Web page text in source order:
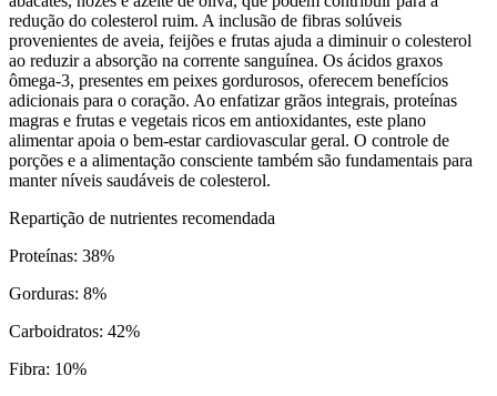
redução do colesterol ruim. A inclusão de fibras solúveis
provenientes de aveia, feijões e frutas ajuda a diminuir o colesterol
ao reduzir a absorção na corrente sanguínea. Os ácidos graxos
ômega-3, presentes em peixes gordurosos, oferecem benefícios
adicionais para o coração. Ao enfatizar grãos integrais, proteínas
magras e frutas e vegetais ricos em antioxidantes, este plano
alimentar apoia o bem-estar cardiovascular geral. O controle de
porções e a alimentação consciente também são fundamentais para
manter níveis saudáveis de colesterol.
Repartição de nutrientes recomendada
Proteínas: 38%
Gorduras: 8%
Carboidratos: 42%
Fibra: 10%